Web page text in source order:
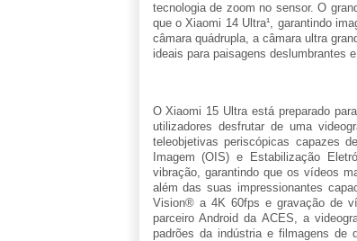
tecnologia de zoom no sensor. O
que o Xiaomi 14 Ultra¹, garantindo
câmara quádrupla, a câmara ultra
ideais para paisagens deslumbrantes
O Xiaomi 15 Ultra está preparado
utilizadores desfrutar de uma
teleobjetivas periscópicas capazes
Imagem (OIS) e Estabilização
vibração, garantindo que os vídeos
além das suas impressionantes
Vision® a 4K 60fps e gravação de
parceiro Android da ACES, a
padrões da indústria e filmagens de